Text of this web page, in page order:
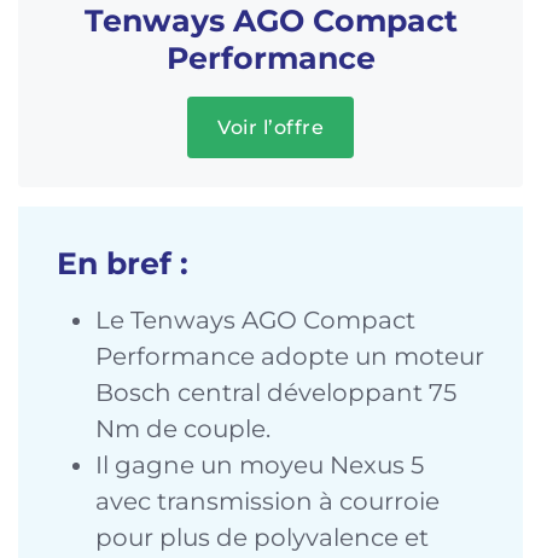
Tenways AGO Compact
Performance
Voir l’offre
En bref :
Le Tenways AGO Compact
Performance adopte un moteur
Bosch central développant 75
Nm de couple.
Il gagne un moyeu Nexus 5
avec transmission à courroie
pour plus de polyvalence et